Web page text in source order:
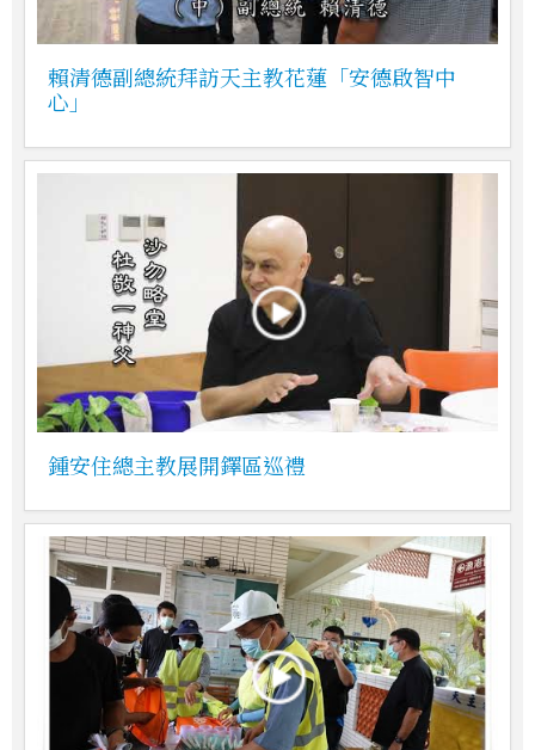
賴清德副總統拜訪天主教花蓮「安德啟智中
心」
鍾安住總主教展開鐸區巡禮